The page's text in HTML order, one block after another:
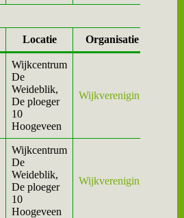
Locatie Organisatie
Wijkcentrum
De
Weideblik,
De ploeger
10
Hoogeveen
Wijkvereniging
Wijkcentrum
De
Weideblik,
De ploeger
10
Hoogeveen
Wijkvereniging